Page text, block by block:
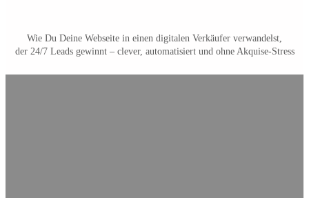
Wie Du Deine Webseite in einen digitalen Verkäufer verwandelst,
der 24/7 Leads gewinnt – clever, automatisiert und ohne Akquise-Stress